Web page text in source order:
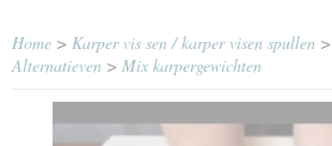
Home > Karper vis sen / karper visen spullen >
Alternatieven > Mix karpergewichten